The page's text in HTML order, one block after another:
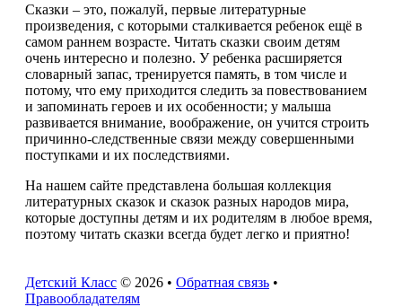
Сказки – это, пожалуй, первые литературные
произведения, с которыми сталкивается ребенок ещё в
самом раннем возрасте. Читать сказки своим детям
очень интересно и полезно. У ребенка расширяется
словарный запас, тренируется память, в том числе и
потому, что ему приходится следить за повествованием
и запоминать героев и их особенности; у малыша
развивается внимание, воображение, он учится строить
причинно-следственные связи между совершенными
поступками и их последствиями.
На нашем сайте представлена большая коллекция
литературных сказок и сказок разных народов мира,
которые доступны детям и их родителям в любое время,
поэтому читать сказки всегда будет легко и приятно!
Детский Класс © 2026 • Обратная связь •
Правообладателям